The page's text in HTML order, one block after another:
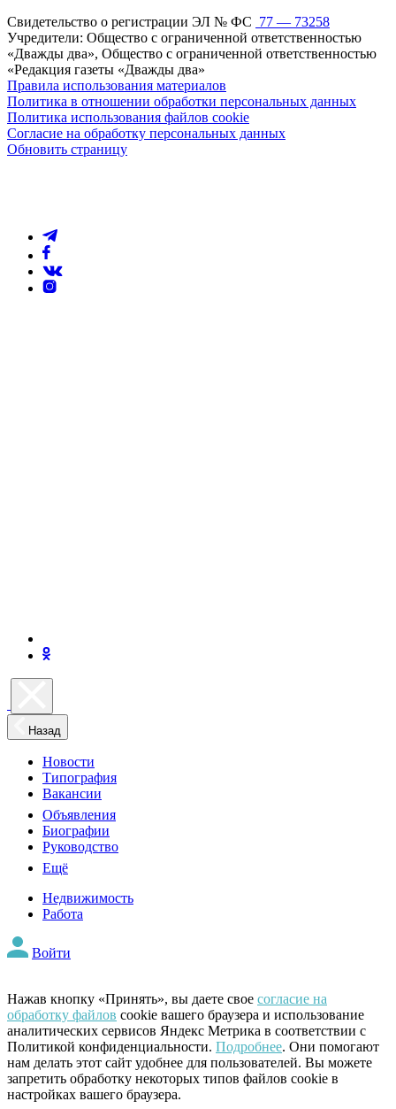
Свидетельство о регистрации ЭЛ № ФС 77 — 73258
Учредители: Общество с ограниченной ответственностью
«Дважды два», Общество с ограниченной ответственностью
«Редакция газеты «Дважды два»
Правила использования материалов
Политика в отношении обработки персональных данных
Политика использования файлов cookie
Согласие на обработку персональных данных
Обновить страницу
Назад
Новости
Типография
Вакансии
Объявления
Биографии
Руководство
Ещё
Недвижимость
Работа
Войти
Нажав кнопку «Принять», вы даете свое согласие на
обработку файлов cookie вашего браузера и использование
аналитических сервисов Яндекс Метрика в соответствии с
Политикой конфиденциальности. Подробнее. Они помогают
нам делать этот сайт удобнее для пользователей. Вы можете
запретить обработку некоторых типов файлов cookie в
настройках вашего браузера.